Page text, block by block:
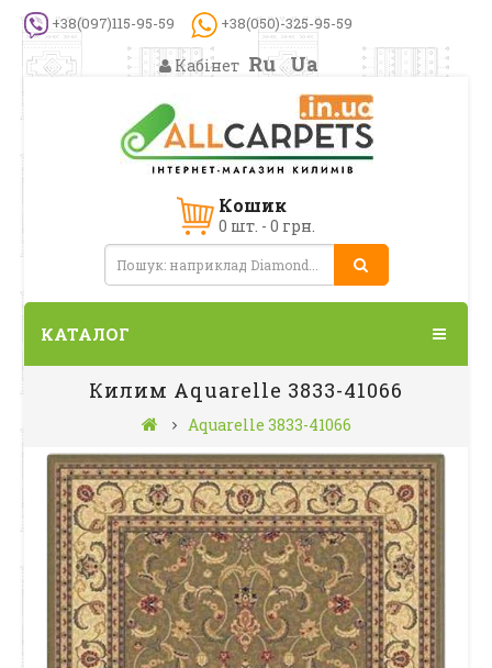
+38(097)115-95-59 +38(050)-325-95-59
Кабінет Ru Ua
Кошик
0 шт. - 0 грн.
КАТАЛОГ
Килим Aquarelle 3833-41066
Aquarelle 3833-41066